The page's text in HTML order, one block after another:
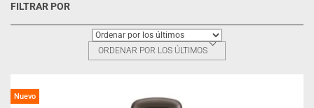
FILTRAR POR
ORDENAR POR LOS ÚLTIMOS
Nuevo